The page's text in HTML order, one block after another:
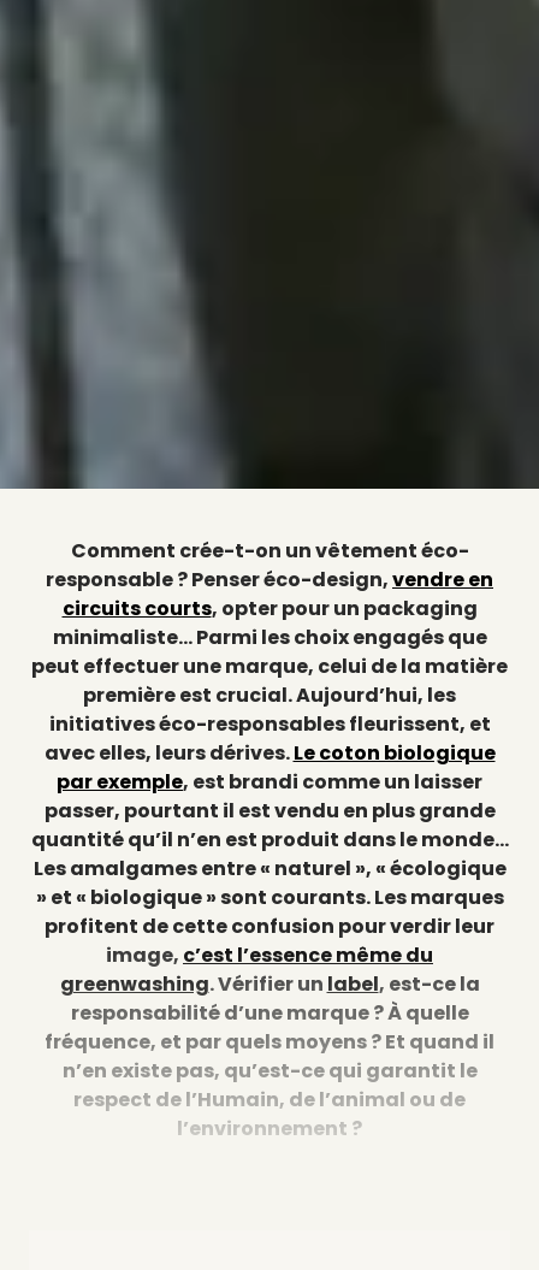
Comment crée-t-on un vêtement éco-
responsable ? Penser éco-design,vendre en
circuits courts, opter pour un packaging
minimaliste… Parmi les choix engagés que
peut effectuer une marque, celui de la matière
première est crucial. Aujourd’hui, les
initiatives éco-responsables fleurissent, et
avec elles, leurs dérives.Le coton biologique
par exemple, est brandi comme un laisser
passer, pourtant il est vendu en plus grande
quantité qu’il n’en est produit dans le monde…
Les amalgames entre « naturel », « écologique
» et « biologique » sont courants. Les marques
profitent de cette confusion pour verdir leur
image, c’est l’essence même du
greenwashing. Vérifier un label, est-ce la
responsabilité d’une marque ? À quelle
fréquence, et par quels moyens ? Et quand il
n’en existe pas, qu’est-ce qui garantit le
respect de l’Humain, de l’animal ou de
l’environnement ?